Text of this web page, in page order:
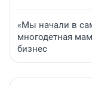
«Мы начали в
многодетная
бизнес